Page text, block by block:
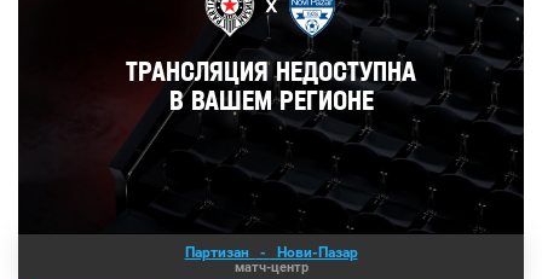
Партизан - Нови-Пазар
матч-центр